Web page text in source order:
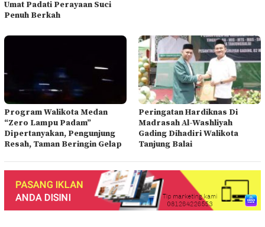
Umat Padati Perayaan Suci
Penuh Berkah
Program Walikota Medan
“Zero Lampu Padam”
Dipertanyakan, Pengunjung
Resah, Taman Beringin Gelap
Peringatan Hardiknas Di
Madrasah Al-Washliyah
Gading Dihadiri Walikota
Tanjung Balai